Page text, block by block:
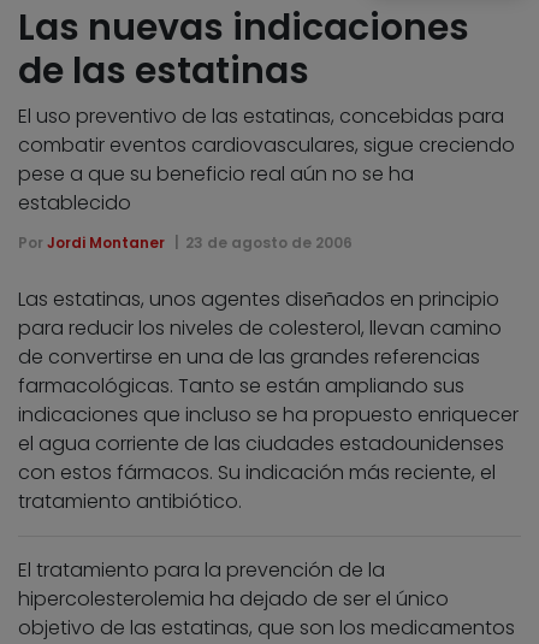
Las nuevas indicaciones
de las estatinas
El uso preventivo de las estatinas, concebidas para
combatir eventos cardiovasculares, sigue creciendo
pese a que su beneficio real aún no se ha
establecido
Por Jordi Montaner 23 de agosto de 2006
Las estatinas, unos agentes diseñados en principio
para reducir los niveles de colesterol, llevan camino
de convertirse en una de las grandes referencias
farmacológicas. Tanto se están ampliando sus
indicaciones que incluso se ha propuesto enriquecer
el agua corriente de las ciudades estadounidenses
con estos fármacos. Su indicación más reciente, el
tratamiento antibiótico.
El tratamiento para la prevención de la
hipercolesterolemia ha dejado de ser el único
objetivo de las estatinas, que son los medicamentos